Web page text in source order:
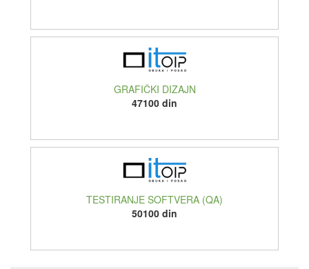
GRAFIČKI DIZAJN
47100 din
TESTIRANJE SOFTVERA (QA)
50100 din